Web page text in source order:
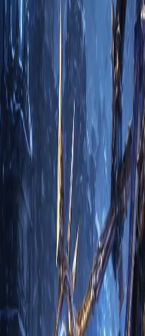
1. Вступление Чародей
Энергетический взрыв в
исп…
Лидия Безмолвный
2м
Чародей
Гайд на Чародея:
гидры
1. Вступление Чародей
взрыв в Diablo 3 — это
Эша Безмолвный
2м
Чародей